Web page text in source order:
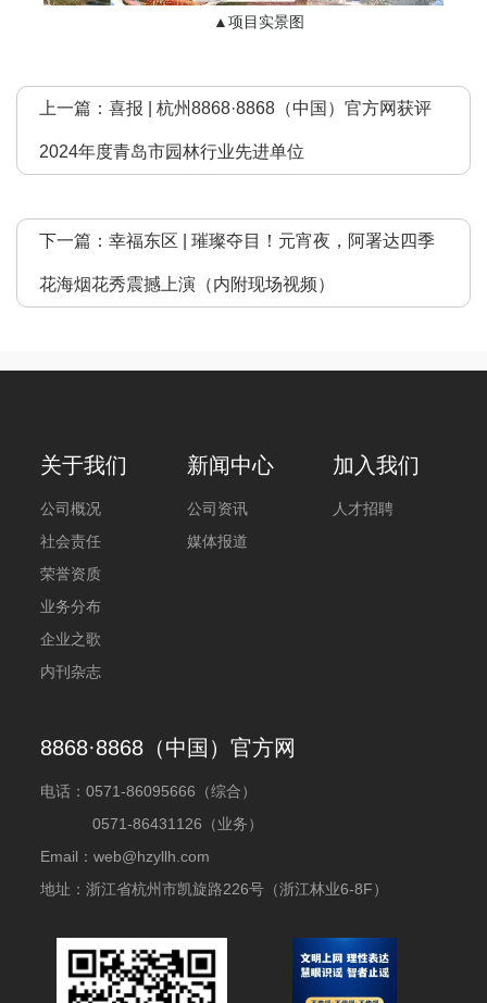
▲项目实景图
上一篇： 喜报 | 杭州8868·8868（中国）官方网获评
2024年度青岛市园林行业先进单位
下一篇： 幸福东区 | 璀璨夺目！元宵夜，阿署达四季
花海烟花秀震撼上演（内附现场视频）
关于我们
公司概况
社会责任
荣誉资质
业务分布
企业之歌
内刊杂志
新闻中心
公司资讯
媒体报道
加入我们
人才招聘
8868·8868（中国）官方网
电话：0571-86095666（综合）
0571-86431126（业务）
Email：web@hzyllh.com
地址：浙江省杭州市凯旋路226号（浙江林业6-8F）